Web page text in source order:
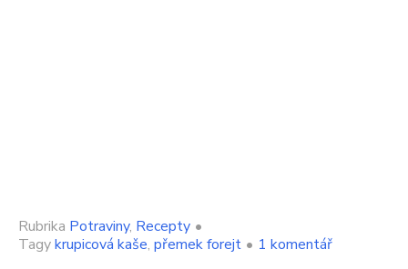
Rubrika Potraviny, Recepty •
Tagykrupicová kaše, přemek forejt • 1 komentářu